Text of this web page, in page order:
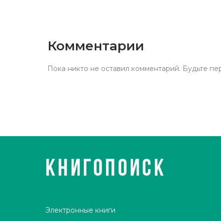
Комментарии
Пока никто не оставил комментарий. Будьте
КНИГОПОИСК
Электронные книги